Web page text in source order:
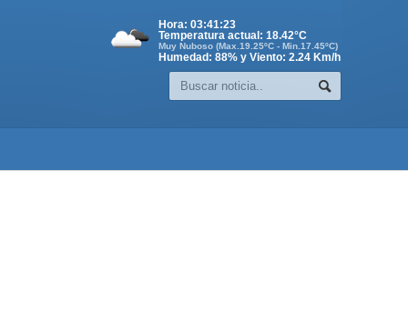
Hora: 03:41:24
Temperatura actual: 18.42°C
Muy Nuboso (Max.19.25ºC - Min.17.45ºC)
Humedad: 88% y Viento: 2.24 Km/h